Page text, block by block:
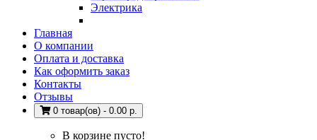
Электрика
Главная
О компании
Оплата и доставка
Как оформить заказ
Контакты
Отзывы
0 товар(ов) - 0.00 р.
В корзине пусто!